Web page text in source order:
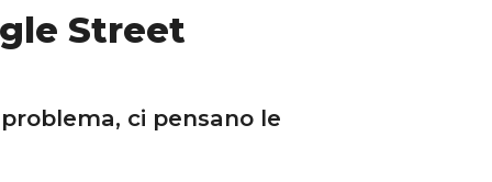
Street
ci pensano le